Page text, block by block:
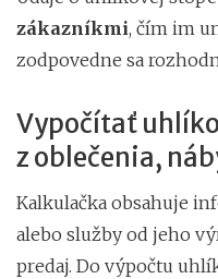
zákazníkmi, čím im
zodpovedne sa
Vypočítať
z oblečenia,
Kalkulačka obsahuje
alebo služby od jeho
predaj. Do výpočtu